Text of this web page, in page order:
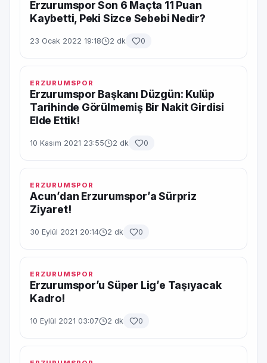
Erzurumspor Son 6 Maçta 11 Puan
Kaybetti, Peki Sizce Sebebi Nedir?
23 Ocak 2022 19:18 2 dk 0
ERZURUMSPOR
Erzurumspor Başkanı Düzgün: Kulüp
Tarihinde Görülmemiş Bir Nakit Girdisi
Elde Ettik!
10 Kasım 2021 23:55 2 dk 0
ERZURUMSPOR
Acun’dan Erzurumspor’a Sürpriz
Ziyaret!
30 Eylül 2021 20:14 2 dk 0
ERZURUMSPOR
Erzurumspor’u Süper Lig’e Taşıyacak
Kadro!
10 Eylül 2021 03:07 2 dk 0